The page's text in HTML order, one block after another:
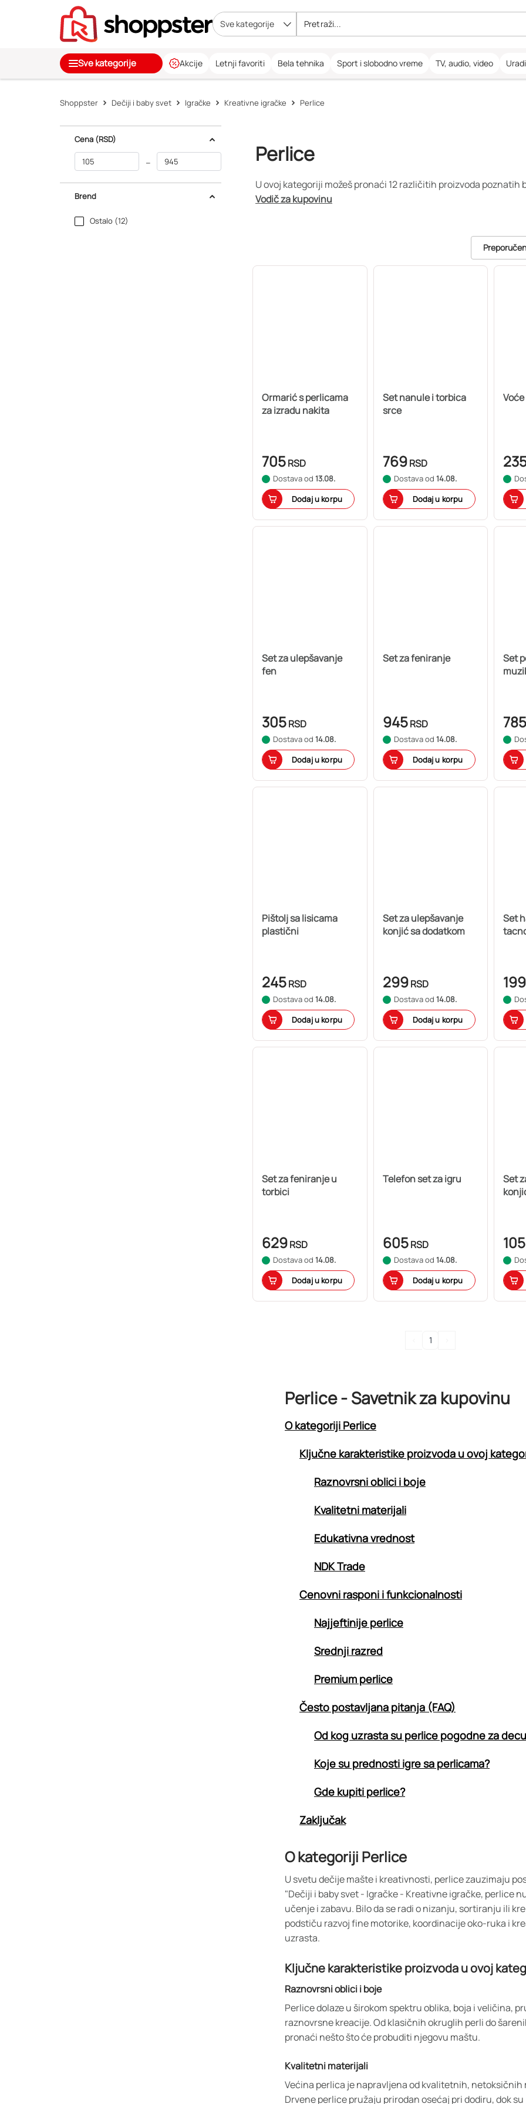
Sve kategorije
Sve kategorije Akcije Letnji favoriti Bela tehnika Sport i slobodno vreme TV, audio, video
Shoppster Dečiji i baby svet Igračke Kreativne igračke Perlice
Cena (RSD)
–
Brend
Ostalo (12)
Perlice
U ovoj kategoriji možeš pronaći 12 različitih proizvoda poznatih
Vodič za kupovinu
Ormarić s perlicama
za izradu nakita
705RSD
Dostava od 13.08.
Dodaj u korpu
Set nanule i torbica
srce
769RSD
Dostava od 14.08.
Dodaj u korpu
Set za ulepšavanje
fen
305RSD
Dostava od 14.08.
Dodaj u korpu
Set za feniranje
945RSD
Dostava od 14.08.
Dodaj u korpu
Set
785
Pištolj sa lisicama
plastični
245RSD
Dostava od 14.08.
Dodaj u korpu
Set za ulepšavanje
konjić sa dodatkom
299RSD
Dostava od 14.08.
Dodaj u korpu
Set
199
Set za feniranje u
torbici
629RSD
Dostava od 14.08.
Dodaj u korpu
Telefon set za igru
605RSD
Dostava od 14.08.
Dodaj u korpu
Set
105
1
Perlice - Savetnik za kupovinu
O kategoriji Perlice
Ključne karakteristike proizvoda u ovoj
Raznovrsni oblici i boje
Kvalitetni materijali
Edukativna vrednost
NDK Trade
Cenovni rasponi i funkcionalnosti
Najjeftinije perlice
Srednji razred
Premium perlice
Često postavljana pitanja (FAQ)
Od kog uzrasta su perlice pogodne za
Koje su prednosti igre sa perlicama?
Gde kupiti perlice?
Zaključak
O kategoriji Perlice
U svetu dečije mašte i kreativnosti, perlice zauzimaju
"Dečiji i baby svet - Igračke - Kreativne igračke, perlice
učenje i zabavu. Bilo da se radi o nizanju, sortiranju ili
podstiču razvoj fine motorike, koordinacije oko-ruka i
uzrasta.
Ključne karakteristike proizvoda u ovoj
Raznovrsni oblici i boje
Perlice dolaze u širokom spektru oblika, boja i veličina,
raznovrsne kreacije. Od klasičnih okruglih perli do
pronaći nešto što će probuditi njegovu maštu.
Kvalitetni materijali
Većina perlica je napravljena od kvalitetnih, netoksičnih
Drvene perlice pružaju prirodan osećaj pri dodiru, dok